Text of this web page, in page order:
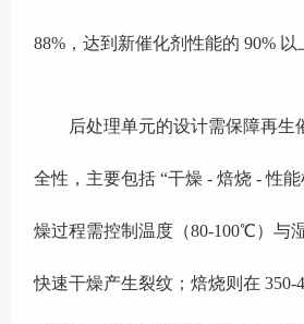
88%，达到新催化剂性能的 90% 以
后处理单元的设计需保障再生
全性，主要包括 “干燥 - 焙烧 - 性
燥过程需控制温度（80-100℃）与
快速干燥产生裂纹；焙烧则在